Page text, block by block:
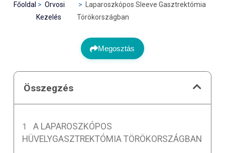
Főoldal
Orvosi
Kezelés
Laparoszkópos Sleeve Gasztrektómia
Törökországban
Megosztás
Összegzés
A LAPAROSZKÓPOS
HÜVELYGASZTREKTÓMIA TÖRÖKORSZÁGBAN